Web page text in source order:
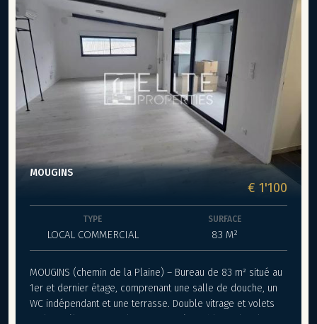
MOUGINS
€ 1'100
TYPE
LOCAL COMMERCIAL
SURFACE
83 M²
MOUGINS (chemin de la Plaine) – Bureau de 83 m² situé au
1er et dernier étage, comprenant une salle de douche, un
WC indépendant et une terrasse. Double vitrage et volets